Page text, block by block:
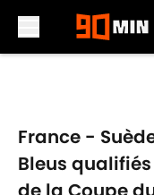
France -
Bleus